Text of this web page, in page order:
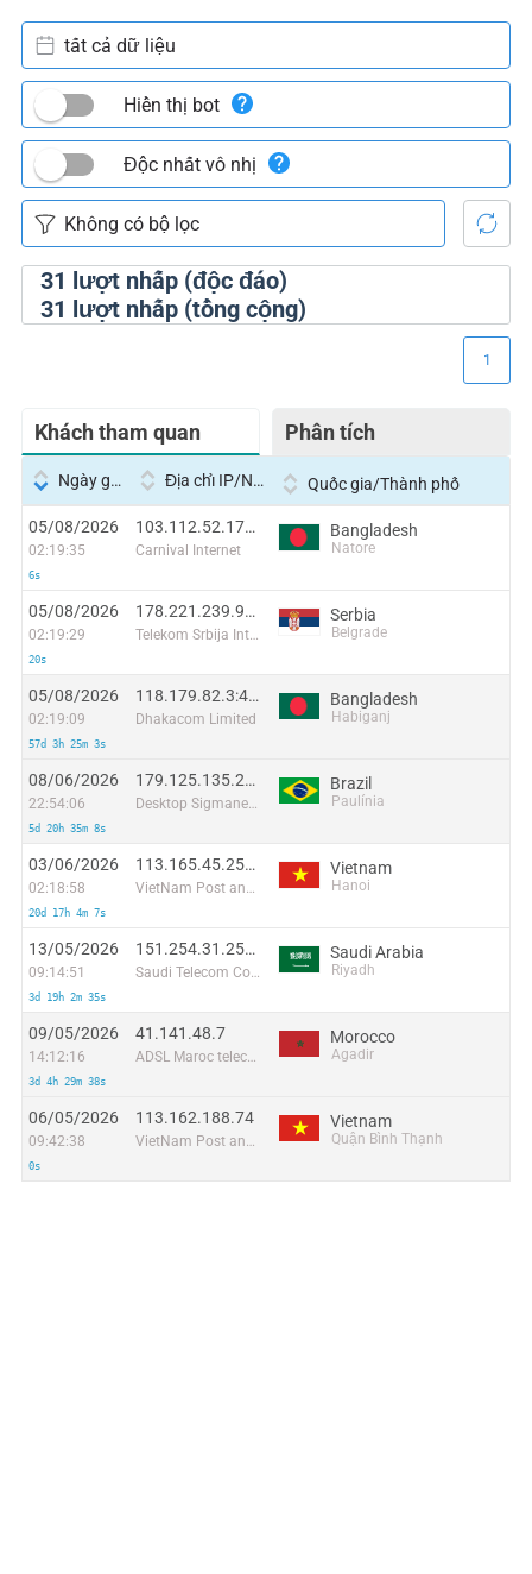
31 lượt nhấp (độc đáo)
31 lượt nhấp (tổng cộng)
tất cả dữ liệu
Hiển thị bot
Độc nhất vô nhị
Khách tham quan Phân tích
1
Ngày giờ Địa chỉ IP/Nhà cung cấp dịch vụ Quốc gia/Thành phố
05/08/2026
02:19:35
6s
103.112.52.174:57740
Carnival Internet
Bangladesh
Natore
05/08/2026
02:19:29
20s
178.221.239.99:2985
Telekom Srbija Internet Backbone Network
Serbia
Belgrade
05/08/2026
02:19:09
57d 3h 25m 3s
118.179.82.3:46722
Dhakacom Limited
Bangladesh
Habiganj
08/06/2026
22:54:06
5d 20h 35m 8s
179.125.135.227:23278
Desktop Sigmanet Comunicação Multimídia SA
Brazil
Paulínia
03/06/2026
02:18:58
20d 17h 4m 7s
113.165.45.255:36495
VietNam Post and Telecom Corporation
Vietnam
Hanoi
13/05/2026
09:14:51
3d 19h 2m 35s
151.254.31.254:7726
Saudi Telecom Company JSC
Saudi Arabia
Riyadh
09/05/2026
14:12:16
3d 4h 29m 38s
41.141.48.7
ADSL Maroc telecom
Morocco
Agadir
06/05/2026
09:42:38
0s
113.162.188.74
VietNam Post and Telecom Corporation
Vietnam
Quận Bình Thạnh